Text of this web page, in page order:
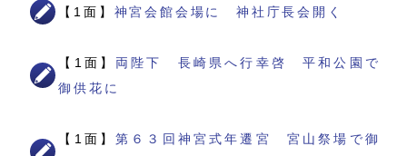
【1面】 神宮会館会場に 神社庁長会開く
【1面】 両陛下 長崎県へ行幸啓 平和公園で
御供花に
【1面】第６３回神宮式年遷宮 宮山祭場で御